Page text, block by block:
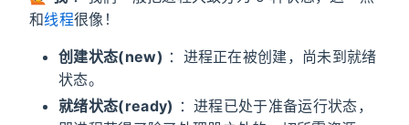
和线程很像！
创建状态(new) ：进程正在被创建，尚未到就绪
状态。
就绪状态(ready) ：进程已处于准备运行状态，